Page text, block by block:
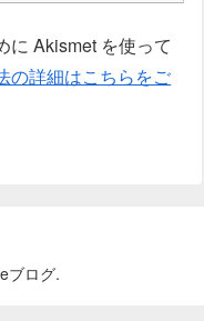
に Akismet を使って
の詳細はこちらをご
ブログ.